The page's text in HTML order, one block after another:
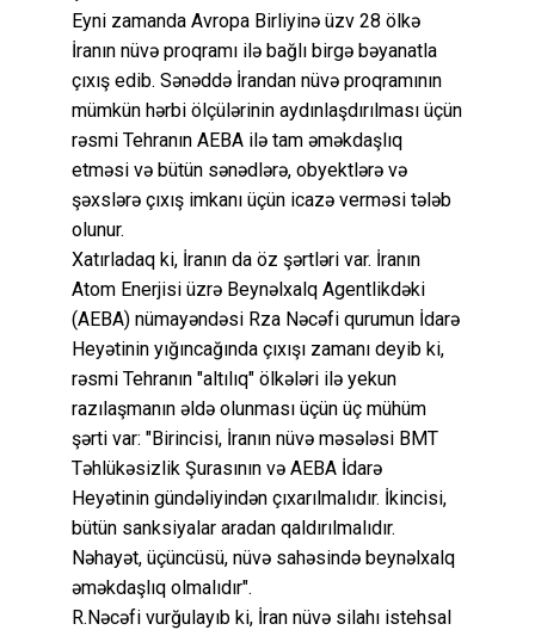
Eyni zamanda Avropa Birliyinə üzv 28 ölkə
İranın nüvə proqramı ilə bağlı birgə bəyanatla
çıxış edib. Sənəddə İrandan nüvə proqramının
mümkün hərbi ölçülərinin aydınlaşdırılması üçün
rəsmi Tehranın AEBA ilə tam əməkdaşlıq
etməsi və bütün sənədlərə, obyektlərə və
şəxslərə çıxış imkanı üçün icazə verməsi tələb
olunur.
Xatırladaq ki, İranın da öz şərtləri var. İranın
Atom Enerjisi üzrə Beynəlxalq Agentlikdəki
(AEBA) nümayəndəsi Rza Nəcəfi qurumun İdarə
Heyətinin yığıncağında çıxışı zamanı deyib ki,
rəsmi Tehranın "altılıq" ölkələri ilə yekun
razılaşmanın əldə olunması üçün üç mühüm
şərti var: "Birincisi, İranın nüvə məsələsi BMT
Təhlükəsizlik Şurasının və AEBA İdarə
Heyətinin gündəliyindən çıxarılmalıdır. İkincisi,
bütün sanksiyalar aradan qaldırılmalıdır.
Nəhayət, üçüncüsü, nüvə sahəsində beynəlxalq
əməkdaşlıq olmalıdır".
R.Nəcəfi vurğulayıb ki, İran nüvə silahı istehsal